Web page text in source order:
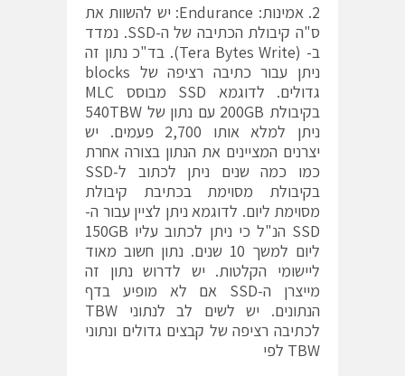
2. אמינות: Endurance: יש להשוות את
ס"ה קיבולת הכתיבה של ה-SSD. נמדד
ב- (Tera Bytes Write). בד"כ נתון זה
ניתן עבור כתיבה רציפה של blocks
גדולים. לדוגמא SSD מבוסס MLC
בקיבולת 200GB עם נתון של 540TBW
ניתן למלא אותו 2,700 פעמים. יש
יצרנים המציינים את הנתון בצורה אחרת
כמו כמה שנים ניתן לכתוב ל-SSD
בקיבולת מסוימת בכתיבת קיבולת
מסוימת ליום. לדוגמא ניתן לציין עבור ה-
SSD הנ"ל כי ניתן לכתוב עליו 150GB
ליום למשך 10 שנים. נתון חשוב מאוד
ליישומי הקלטות. יש לדרוש נתון זה
מייצרן ה-SSD אם לא מופיע בדף
הנתונים. יש לשים לב לנתוני TBW
לכתיבה רציפה של קבצים גדולים ונתוני
TBW לפי